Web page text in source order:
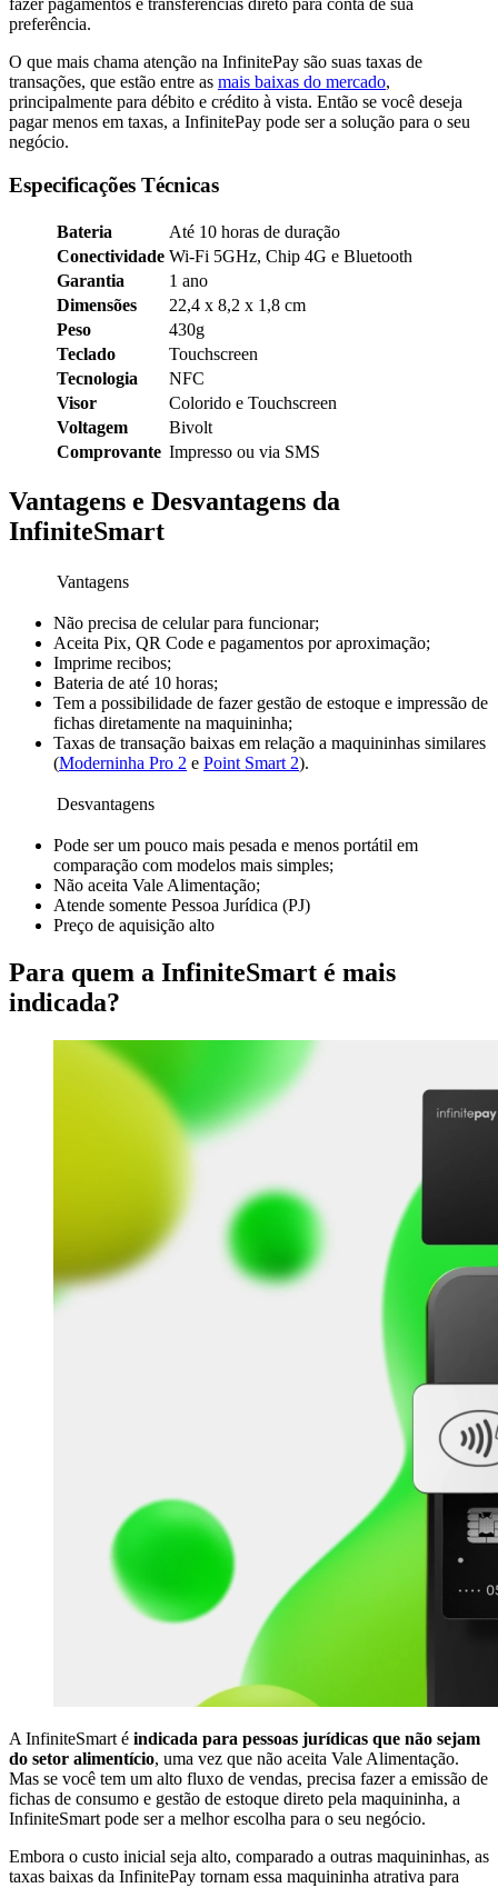
fazer pagamentos e transferências direto para conta de sua
preferência.
O que mais chama atenção na InfinitePay são suas taxas de
transações, que estão entre as mais baixas do mercado,
principalmente para débito e crédito à vista. Então se você deseja
pagar menos em taxas, a InfinitePay pode ser a solução para o seu
negócio.
Especificações Técnicas
Bateria
Até 10 horas de duração
Conectividade Wi-Fi 5GHz, Chip 4G e Bluetooth
Garantia
1 ano
Dimensões
22,4 x 8,2 x 1,8 cm
Peso
430g
Teclado
Touchscreen
Tecnologia
NFC
Visor
Colorido e Touchscreen
Voltagem
Bivolt
Comprovante Impresso ou via SMS
Vantagens e Desvantagens da
InfiniteSmart
Vantagens
Não precisa de celular para funcionar;
Aceita Pix, QR Code e pagamentos por aproximação;
Imprime recibos;
Bateria de até 10 horas;
Tem a possibilidade de fazer gestão de estoque e impressão de
fichas diretamente na maquininha;
Taxas de transação baixas em relação a maquininhas similares
(Moderninha Pro 2 e Point Smart 2).
Desvantagens
Pode ser um pouco mais pesada e menos portátil em
comparação com modelos mais simples;
Não aceita Vale Alimentação;
Atende somente Pessoa Jurídica (PJ)
Preço de aquisição alto
Para quem a InfiniteSmart é mais
indicada?
A InfiniteSmart é indicada para pessoas jurídicas que não sejam
do setor alimentício, uma vez que não aceita Vale Alimentação.
Mas se você tem um alto fluxo de vendas, precisa fazer a emissão de
fichas de consumo e gestão de estoque direto pela maquininha, a
InfiniteSmart pode ser a melhor escolha para o seu negócio.
Embora o custo inicial seja alto, comparado a outras maquininhas, as
taxas baixas da InfinitePay tornam essa maquininha atrativa para